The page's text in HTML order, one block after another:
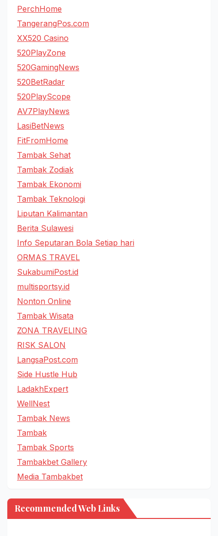
PerchHome
TangerangPos.com
XX520 Casino
520PlayZone
520GamingNews
520BetRadar
520PlayScope
AV7PlayNews
LasiBetNews
FitFromHome
Tambak Sehat
Tambak Zodiak
Tambak Ekonomi
Tambak Teknologi
Liputan Kalimantan
Berita Sulawesi
Info Seputaran Bola Setiap hari
ORMAS TRAVEL
SukabumiPost.id
multisportsy.id
Nonton Online
Tambak Wisata
ZONA TRAVELING
RISK SALON
LangsaPost.com
Side Hustle Hub
LadakhExpert
WellNest
Tambak News
Tambak
Tambak Sports
Tambakbet Gallery
Media Tambakbet
Recommended Web Links